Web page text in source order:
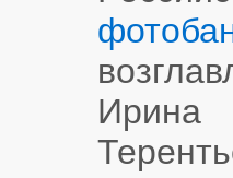
Ирина